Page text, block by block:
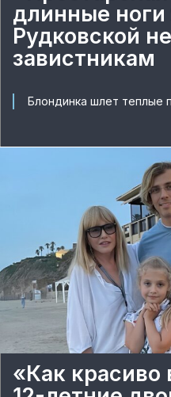
длинные
Рудковской
завистникам
Блондинка шлет теплые
«Как красиво